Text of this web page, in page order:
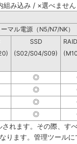
み込み / ×選べません
ーマル電源（N5/
SSD
(S02/S04/S09)
◎
◎
◎
◎
れます。その際、す
ります。管理ツール